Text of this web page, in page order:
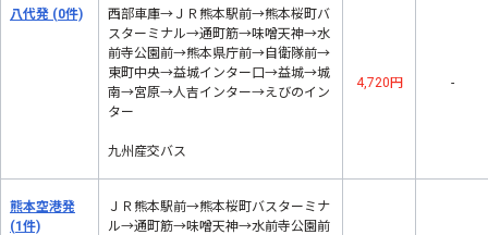
八代発 (0件)
西部車庫→ＪＲ熊本駅前→熊本桜町バ
スターミナル→通町筋→味噌天神→水
前寺公園前→熊本県庁前→自衛隊前→
東町中央→益城インター口→益城→城
南→宮原→人吉インター→えびのイン
ター
九州産交バス
4,720円 -
熊本空港発
(1件)
ＪＲ熊本駅前→熊本桜町バスターミナ
ル→通町筋→味噌天神→水前寺公園前